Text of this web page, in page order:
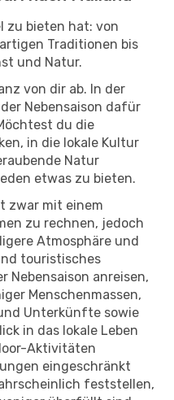
zu bieten hat: von
Traditionen bis
und Natur.
von dir ab. In der
Nebensaison dafür
du die
in die lokale Kultur
Natur
etwas zu bieten.
zwar mit einem
zu rechnen, jedoch
Atmosphäre und
touristisches
Nebensaison anreisen,
Menschenmassen,
Unterkünfte sowie
in das lokale Leben
Aktivitäten
eingeschränkt
feststellen,